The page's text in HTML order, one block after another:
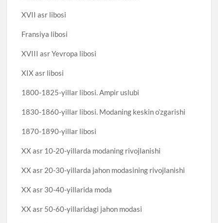
XVII asr libosi
Fransiya libosi
XVIII asr Yevropa libosi
XIX asr libosi
1800-1825-yillar libosi. Ampir uslubi
1830-1860-yillar libosi. Modaning keskin o’zgarishi
1870-1890-yillar libosi
XX asr 10-20-yillarda modaning rivojlanishi
XX asr 20-30-yillarda jahon modasining rivojlanishi
XX asr 30-40-yillarida moda
XX asr 50-60-yillaridagi jahon modasi